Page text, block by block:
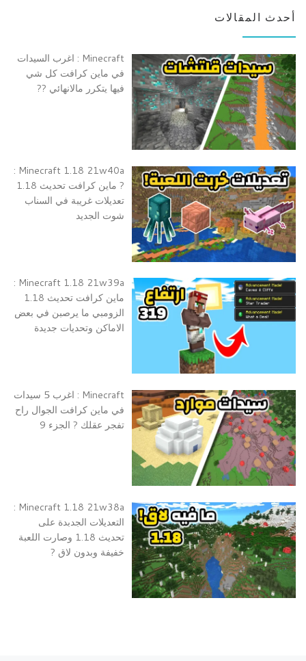
أحدث المقالات
Minecraft : اغرب السيدات
في ماين كرافت كل شي
فيها يتكرر مالانهائي ??
Minecraft 1.18 21w40a :
? ماين كرافت تحديث 1.18
تعديلات غريبة في السناب
شوت الجديد
Minecraft 1.18 21w39a :
ماين كرافت تحديث 1.18
الزومبي ما يرصبن في بعض
الاماكن وتحديات جديدة
Minecraft : اغرب 5 سيدات
في ماين كرافت الجوال راح
تفجر عقلك ? الجزء 9
Minecraft 1.18 21w38a :
التعديلات الجدبدة على
تحديث 1.18 وصارت اللعبة
خفيفة وبدون لاق ?